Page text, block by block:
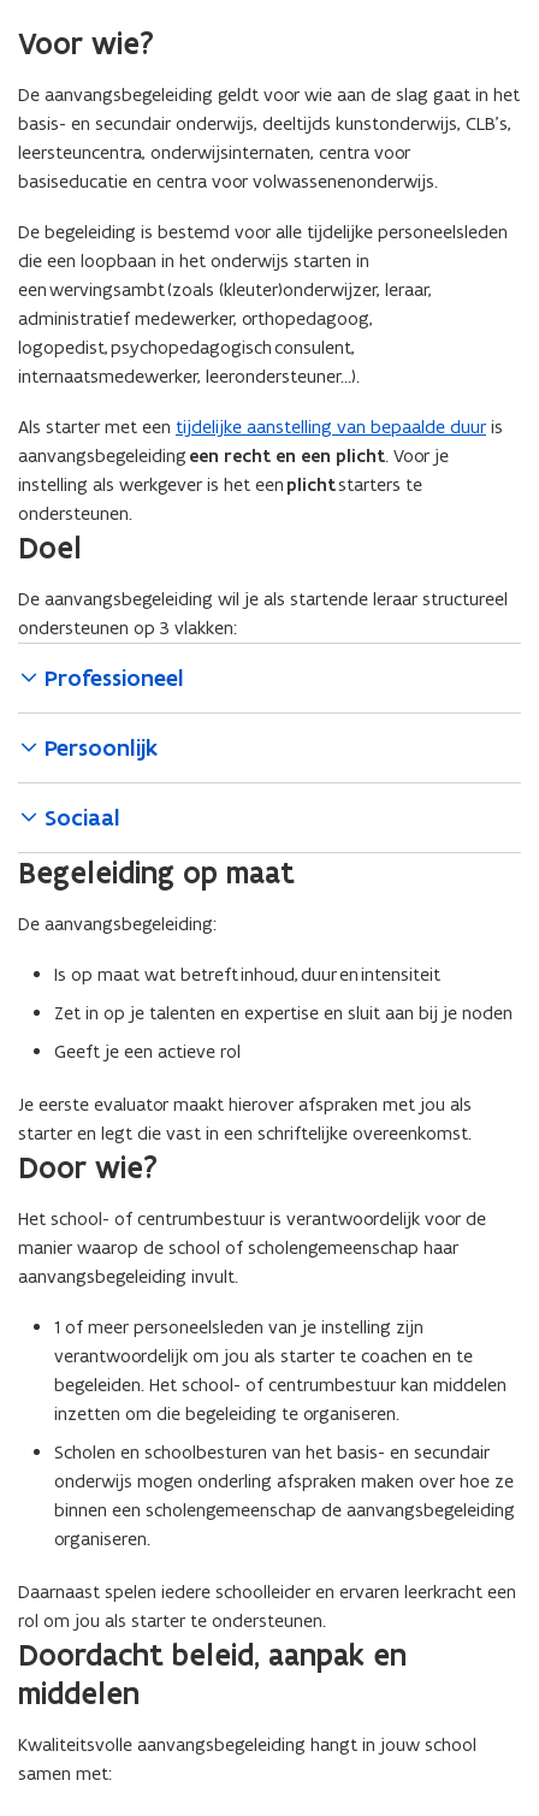
Voor wie?
De aanvangsbegeleiding geldt voor wie aan de slag gaat in het
basis- en secundair onderwijs, deeltijds kunstonderwijs, CLB’s,
leersteuncentra, onderwijsinternaten, centra voor
basiseducatie en centra voor volwassenenonderwijs.
De begeleiding is bestemd voor alle tijdelijke personeelsleden
die een loopbaan in het onderwijs starten in
een wervingsambt (zoals (kleuter)onderwijzer, leraar,
administratief medewerker, orthopedagoog,
logopedist, psychopedagogisch consulent,
internaatsmedewerker, leerondersteuner…).
Als starter met een tijdelijke aanstelling van bepaalde duur is
aanvangsbegeleiding een recht en een plicht. Voor je
instelling als werkgever is het een plichtstarters te
ondersteunen.
Doel
De aanvangsbegeleiding wil je als startende leraar structureel
ondersteunen op 3 vlakken:
Professioneel
Persoonlijk
Sociaal
Begeleiding op maat
De aanvangsbegeleiding:
Is op maat wat betreft inhoud, duur en intensiteit
Zet in op je talenten en expertise en sluit aan bij je noden
Geeft je een actieve rol
Je eerste evaluator maakt hierover afspraken met jou als
starter en legt die vast in een schriftelijke overeenkomst.
Door wie?
Het school- of centrumbestuur is verantwoordelijk voor de
manier waarop de school of scholengemeenschap haar
aanvangsbegeleiding invult.
1 of meer personeelsleden van je instelling zijn
verantwoordelijk om jou als starter te coachen en te
begeleiden. Het school- of centrumbestuur kan middelen
inzetten om die begeleiding te organiseren.
Scholen en schoolbesturen van het basis- en secundair
onderwijs mogen onderling afspraken maken over hoe ze
binnen een scholengemeenschap de aanvangsbegeleiding
organiseren.
Daarnaast spelen iedere schoolleider en ervaren leerkracht een
rol om jou als starter te ondersteunen.
Doordacht beleid, aanpak en
middelen
Kwaliteitsvolle aanvangsbegeleiding hangt in jouw school
samen met: